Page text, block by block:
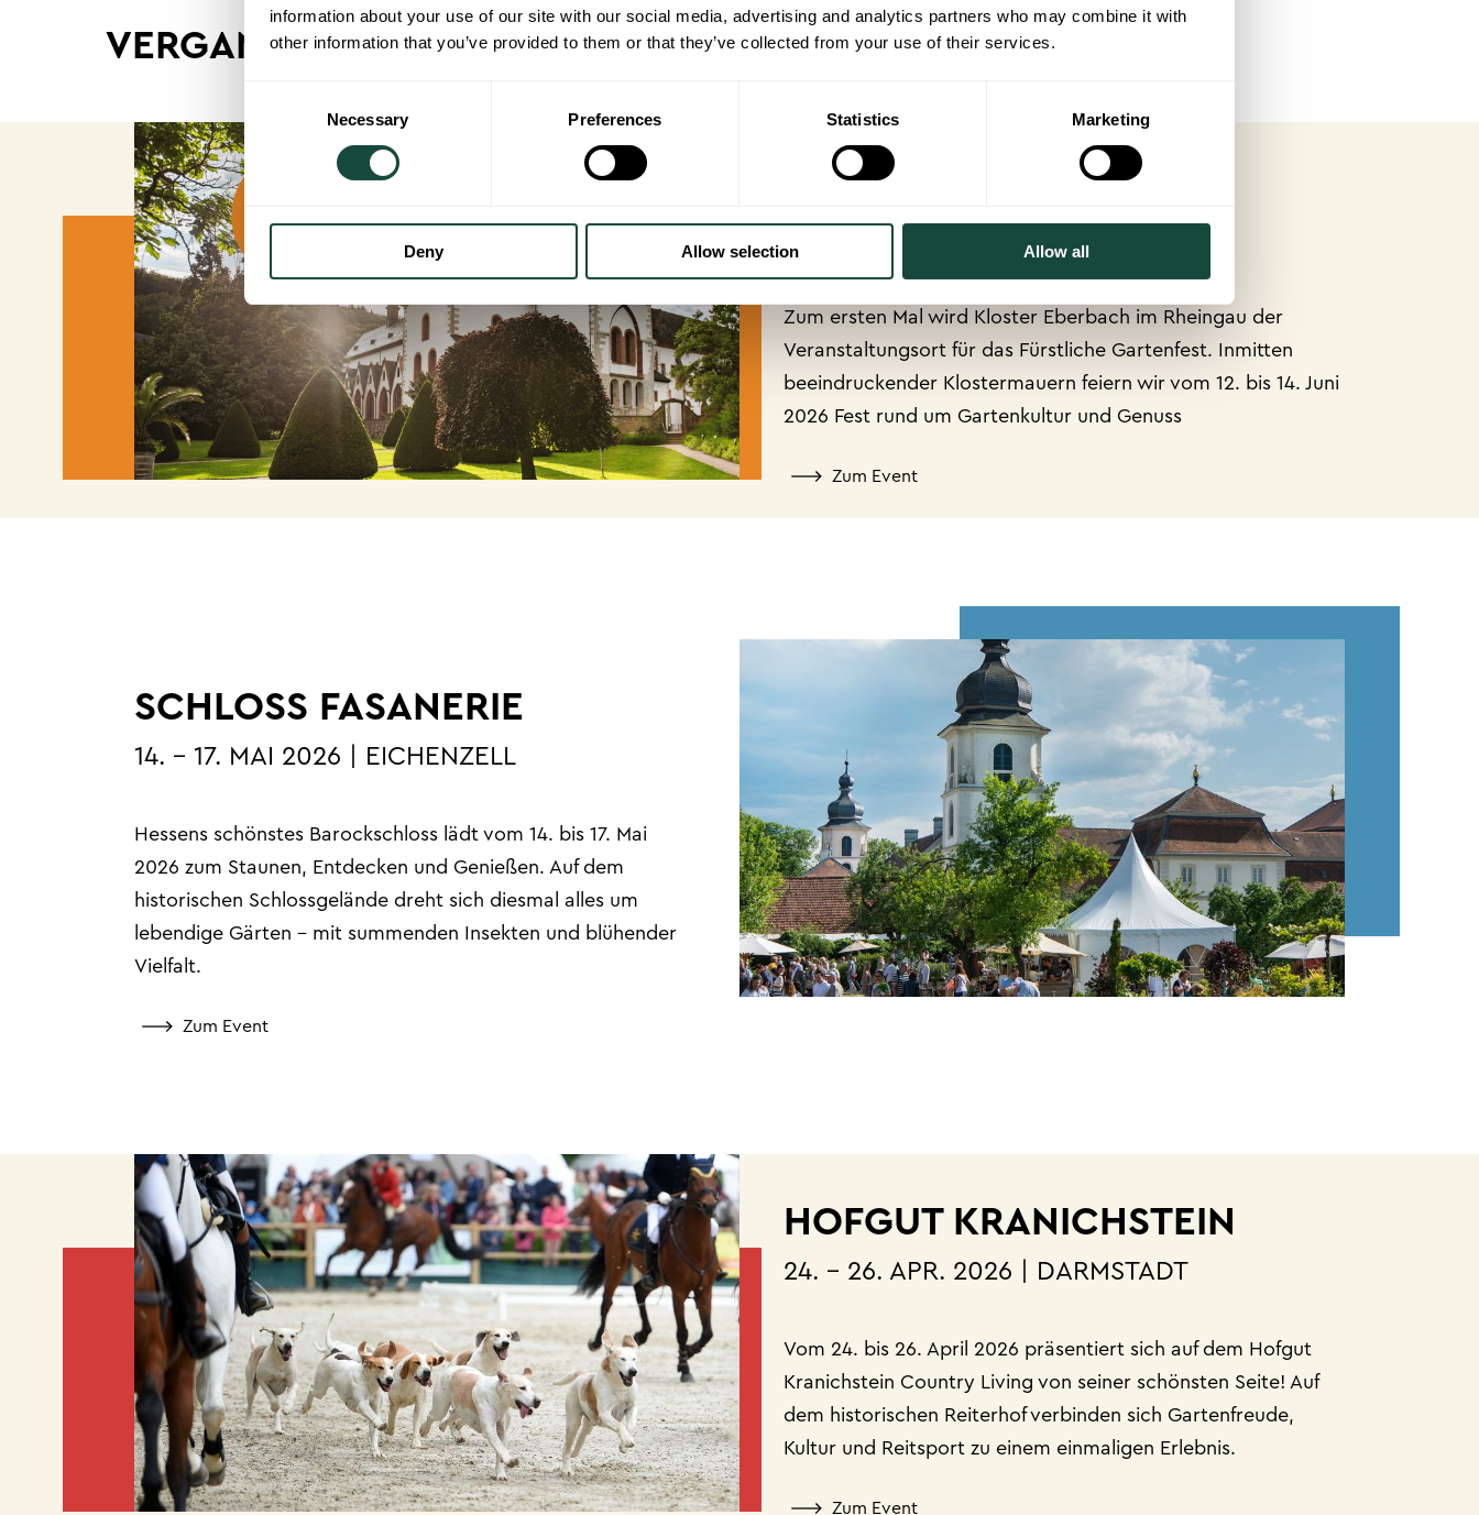
information about your use of our site with our social media, advertising and analytics partners who may combine it with
other information that you’ve provided to them or that they’ve collected from your use of their services.
Selection
Necessary Preferences Statistics Marketing
Deny Allow selection Allow all
VERGANGE VERANSTALTUNGEN
KLOSTER EBERBACH
12. - 14. JUN. 2026 | ELTVILLE
Zum ersten Mal wird Kloster Eberbach im Rheingau der
Veranstaltungsort für das Fürstliche Gartenfest. Inmitten
beeindruckender Klostermauern feiern wir vom 12. bis 14. Juni
2026 Fest rund um Gartenkultur und Genuss
Zum Event
SCHLOSS FASANERIE
14. – 17. MAI 2026 | EICHENZELL
Hessens schönstes Barockschloss lädt vom 14. bis 17. Mai
2026 zum Staunen, Entdecken und Genießen. Auf dem
historischen Schlossgelände dreht sich diesmal alles um
lebendige Gärten – mit summenden Insekten und blühender
Vielfalt.
Zum Event
HOFGUT KRANICHSTEIN
24. – 26. APR. 2026 | DARMSTADT
Vom 24. bis 26. April 2026 präsentiert sich auf dem Hofgut
Kranichstein Country Living von seiner schönsten Seite! Auf
dem historischen Reiterhof verbinden sich Gartenfreude,
Kultur und Reitsport zu einem einmaligen Erlebnis.
Zum Event